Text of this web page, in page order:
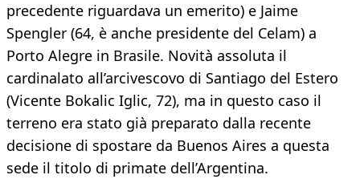
precedente riguardava un emerito) e Jaime
Spengler (64, è anche presidente del Celam) a
Porto Alegre in Brasile. Novità assoluta il
cardinalato all’arcivescovo di Santiago del Estero
(Vicente Bokalic Iglic, 72), ma in questo caso il
terreno era stato già preparato dalla recente
decisione di spostare da Buenos Aires a questa
sede il titolo di primate dell’Argentina.